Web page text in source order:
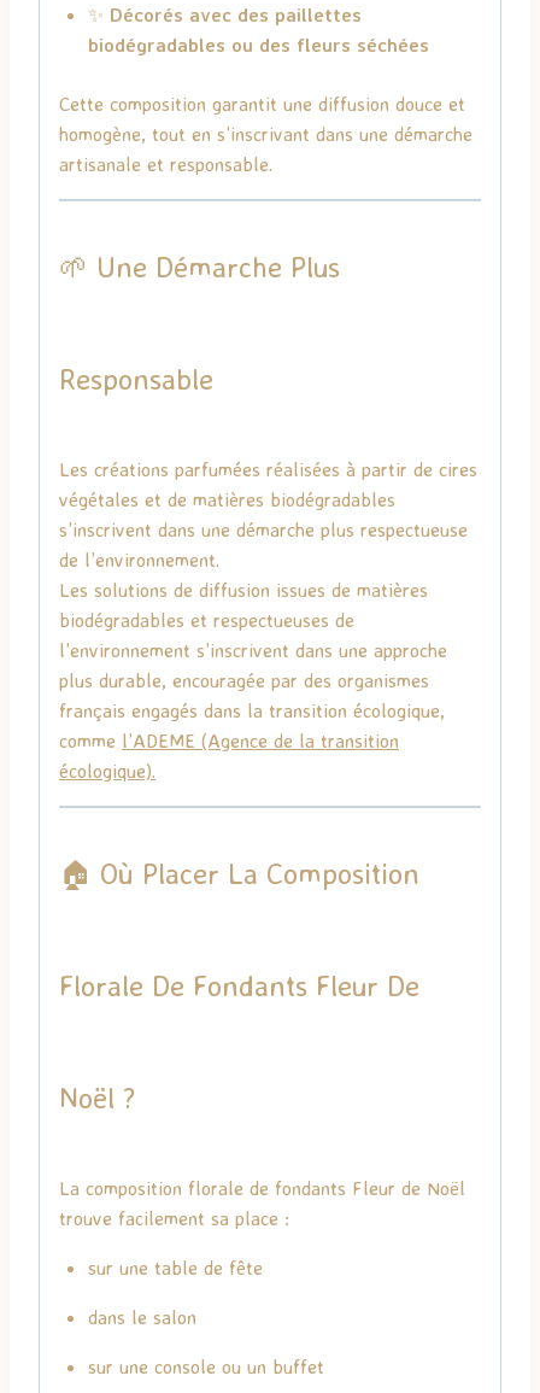
✨ Décorés avec des paillettes
biodégradables ou des fleurs séchées
Cette composition garantit une diffusion douce et
homogène, tout en s’inscrivant dans une démarche
artisanale et responsable.
🌱 Une Démarche Plus
Responsable
Les créations parfumées réalisées à partir de cires
végétales et de matières biodégradables
s’inscrivent dans une démarche plus respectueuse
de l’environnement.
Les solutions de diffusion issues de matières
biodégradables et respectueuses de
l’environnement s’inscrivent dans une approche
plus durable, encouragée par des organismes
français engagés dans la transition écologique,
comme l’ADEME (Agence de la transition
écologique).
🏠 Où Placer La Composition
Florale De Fondants Fleur De
Noël ?
La composition florale de fondants Fleur de Noël
trouve facilement sa place :
sur une table de fête
dans le salon
sur une console ou un buffet